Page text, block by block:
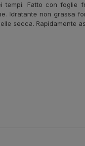
Fatto con foglie
Idratante non grassa
secca. Rapidamente